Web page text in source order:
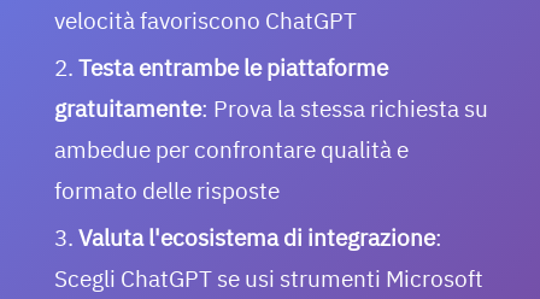
velocità favoriscono ChatGPT
Testa entrambe le piattaforme
gratuitamente: Prova la stessa richiesta su
ambedue per confrontare qualità e
formato delle risposte
Valuta l'ecosistema di integrazione:
Scegli ChatGPT se usi strumenti Microsoft